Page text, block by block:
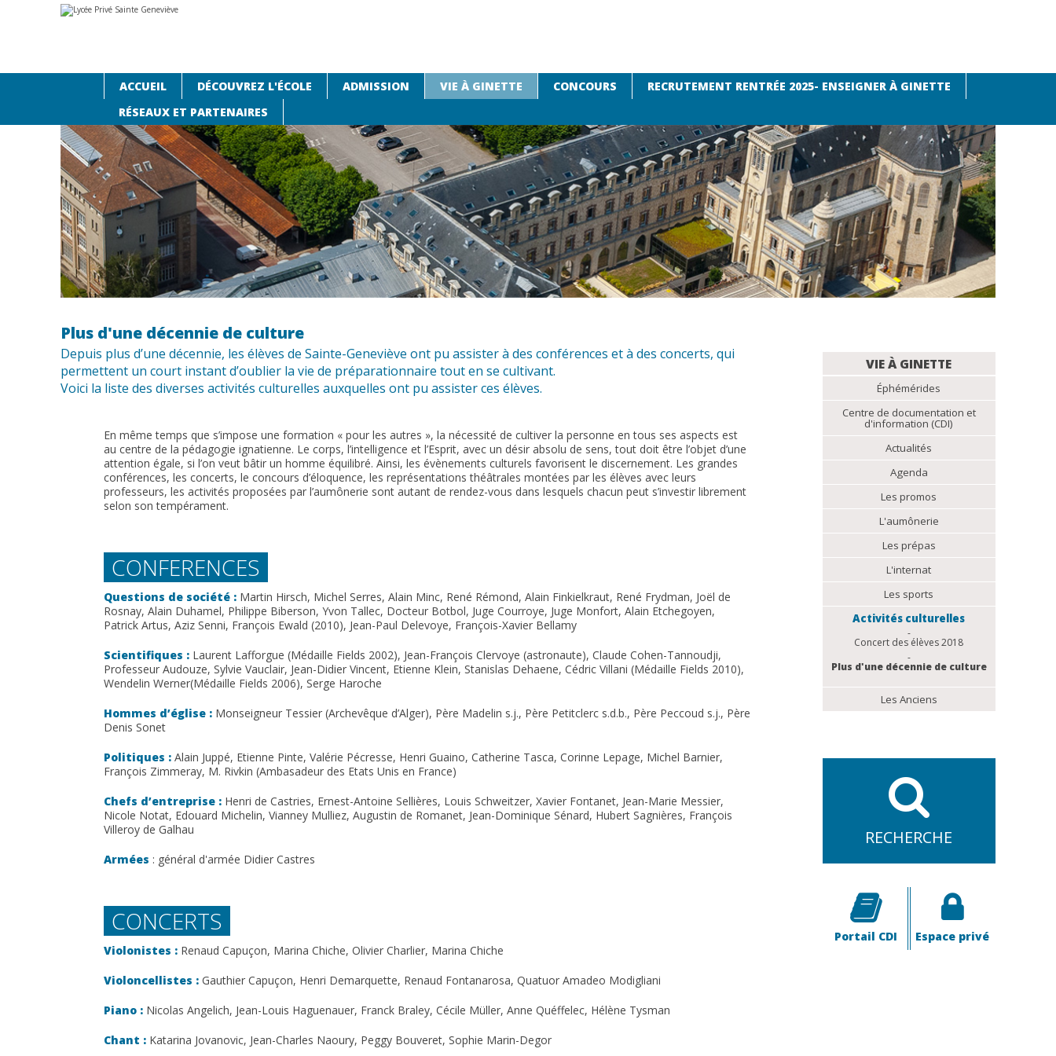
la
ACCUEIL DÉCOUVREZ L'ÉCOLE ADMISSION VIE À GINETTE CONCOURS
RECRUTEMENT RENTRÉE 2025- ENSEIGNER À GINETTE
RÉSEAUX ET PARTENAIRES
Accueil›Vie à Ginette›Activités culturelles›Plus d'une décennie de culture
NAVIGATIONVIE À GINETTE
Éphémérides
Centre de documentation et
d'information (CDI)
Actualités
Agenda
Les promos
L'aumônerie
Les prépas
L'internat
Les sports
Activités culturelles
Concert des élèves 2018
Plus d'une décennie de culture
Les Anciens
Plus d'une décennie de culture
Depuis plus d’une décennie, les élèves de Sainte-Geneviève ont pu assister à des conférences et à des concerts, qui
permettent un court instant d’oublier la vie de préparationnaire tout en se cultivant.
Voici la liste des diverses activités culturelles auxquelles ont pu assister ces élèves.
En même temps que s’impose une formation « pour les autres », la nécessité de cultiver la personne en tous ses aspects est
au centre de la pédagogie ignatienne. Le corps, l’intelligence et l’Esprit, avec un désir absolu de sens, tout doit être l’objet d’une
attention égale, si l’on veut bâtir un homme équilibré. Ainsi, les évènements culturels favorisent le discernement. Les grandes
conférences, les concerts, le concours d’éloquence, les représentations théâtrales montées par les élèves avec leurs
professeurs, les activités proposées par l’aumônerie sont autant de rendez-vous dans lesquels chacun peut s’investir librement
selon son tempérament.
CONFERENCES
Questions de société : Martin Hirsch, Michel Serres, Alain Minc, René Rémond, Alain Finkielkraut, René Frydman, Joël de
Rosnay, Alain Duhamel, Philippe Biberson, Yvon Tallec, Docteur Botbol, Juge Courroye, Juge Monfort, Alain Etchegoyen,
Patrick Artus, Aziz Senni, François Ewald (2010), Jean-Paul Delevoye, François-Xavier Bellamy
Scientifiques : Laurent Lafforgue (Médaille Fields 2002), Jean-François Clervoye (astronaute), Claude Cohen-Tannoudji,
Professeur Audouze, Sylvie Vauclair, Jean-Didier Vincent, Etienne Klein, Stanislas Dehaene, Cédric Villani (Médaille Fields 2010),
Wendelin Werner(Médaille Fields 2006), Serge Haroche
Hommes d’église : Monseigneur Tessier (Archevêque d’Alger), Père Madelin s.j., Père Petitclerc s.d.b., Père Peccoud s.j., Père
Denis Sonet
Politiques : Alain Juppé, Etienne Pinte, Valérie Pécresse, Henri Guaino, Catherine Tasca, Corinne Lepage, Michel Barnier,
François Zimmeray, M. Rivkin (Ambasadeur des Etats Unis en France)
Chefs d’entreprise : Henri de Castries, Ernest-Antoine Sellières, Louis Schweitzer, Xavier Fontanet, Jean-Marie Messier,
Nicole Notat, Edouard Michelin, Vianney Mulliez, Augustin de Romanet, Jean-Dominique Sénard, Hubert Sagnières, François
Villeroy de Galhau
Armées : général d'armée Didier Castres
CONCERTS
Violonistes : Renaud Capuçon, Marina Chiche, Olivier Charlier, Marina Chiche
Violoncellistes : Gauthier Capuçon, Henri Demarquette, Renaud Fontanarosa, Quatuor Amadeo Modigliani
Piano : Nicolas Angelich, Jean-Louis Haguenauer, Franck Braley, Cécile Müller, Anne Quéffelec, Hélène Tysman
Chant : Katarina Jovanovic, Jean-Charles Naoury, Peggy Bouveret, Sophie Marin-Degor
RECHERCHE
Portail CDI Espace privé